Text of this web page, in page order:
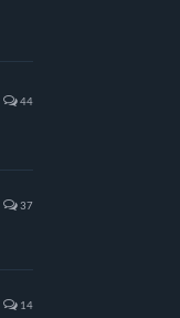
44
37
14